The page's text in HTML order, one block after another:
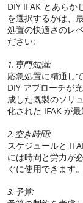
DIY IFAK とあらか
を選択するかは、
処置の快適さのレ
ださい:
1.専門知識:
応急処置に精通し
DIY アプローチが
成した既製のソリ
化された IFAK が最
2.空き時間:
スケジュールと
には時間と労力が
ぐに使用できます。
3.予算: